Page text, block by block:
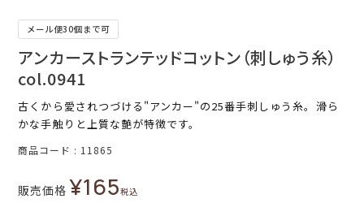
メール便30個まで可
アンカーストランテッドコットン（刺しゅう糸）
col.0941
古くから愛されつづける"アンカー"の25番手刺しゅう糸。滑ら
かな手触りと上質な艶が特徴です。
商品コード 11865
販売価格 ¥165税込